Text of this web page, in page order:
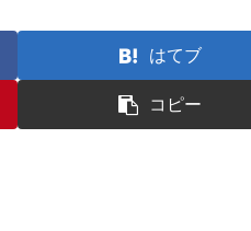
はてブ
コピー